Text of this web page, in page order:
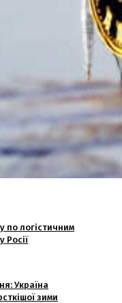
по логістичним
Росії
Україна
зими